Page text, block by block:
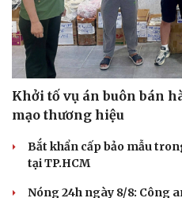
Âm nhạc
Di sản
Khởi tố vụ án buôn bán
mạo thương hiệu
Bắt khẩn cấp bảo mẫu
tại TP.HCM
Nóng 24h ngày 8/8: Công